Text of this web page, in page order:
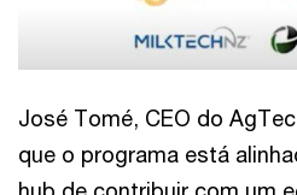
José Tomé, CEO do
que o programa está